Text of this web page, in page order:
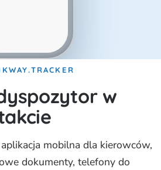
w
mobilna dla kierowców,
dokumenty, telefony do